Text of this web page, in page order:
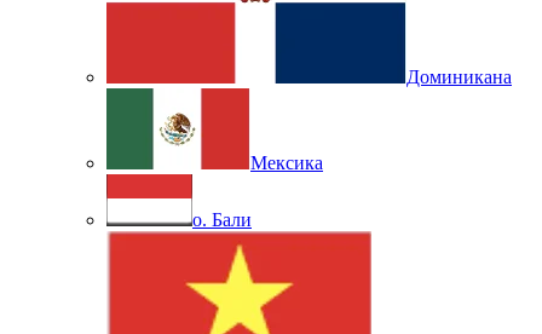
Доминикана
Мексика
о. Бали